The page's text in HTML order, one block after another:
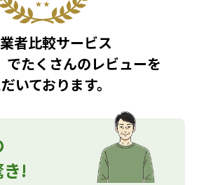
者比較サービス
でたくさんのレビューを
いております。
!